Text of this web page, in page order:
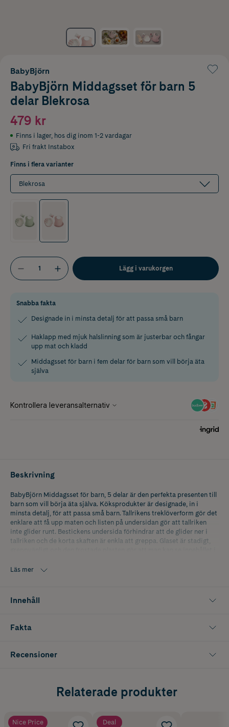
BabyBjörn
BabyBjörn Middagsset för barn 5
delar Blekrosa
479 kr
Finns i lager, hos dig inom 1-2 vardagar
Fri frakt Instabox
Finns i flera varianter
Blekrosa
Lägg i varukorgen
Snabba fakta
Designade in i minsta detalj för att passa små barn
Haklapp med mjuk halslinning som är justerbar och fångar
upp mat och kladd
Middagsset för barn i fem delar för barn som vill börja äta
själva
Beskrivning
BabyBjörn Middagsset för barn, 5 delar är den perfekta presenten till
barn som vill börja äta själva. Köksprodukter är designade, in i
minsta detalj, för att passa små barn. Tallrikens treklöverform gör det
enklare att få upp maten och listen på undersidan gör att tallriken
inte glider runt. Bestickens undersida förhindrar att de glider ner i
tallriken och de korta skaften är enkla att greppa. Glaset är stadigt,
spillfickan fångar upp mat och kladd. Det är helt enkelt det perfekta
Allt detta får du, i en fin presentkartong, när du köper BabyBjörn
En stadig tallrik i treklöverform designad för att göra det lättare att
En sked som är enkel att greppa
Ett stadigt glas som är svårt att välta
Läs mer
Innehåll
Fakta
Recensioner
Relaterade produkter
Nice Price Deal